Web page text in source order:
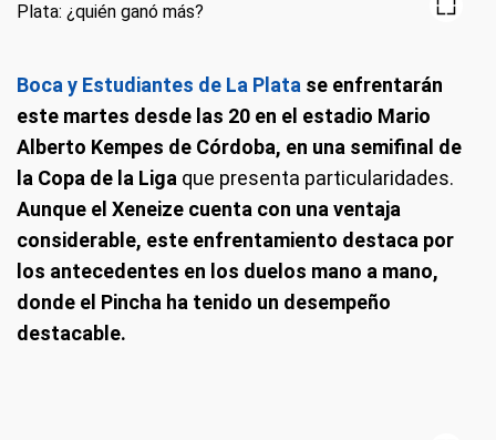
Boca y Estudiantes de La Plata se enfrentarán
este martes desde las 20 en el estadio Mario
Alberto Kempes de Córdoba, en una semifinal de
la Copa de la Liga que presenta particularidades.
Aunque el Xeneize cuenta con una ventaja
considerable, este enfrentamiento destaca por
los antecedentes en los duelos mano a mano,
donde el Pincha ha tenido un desempeño
destacable.